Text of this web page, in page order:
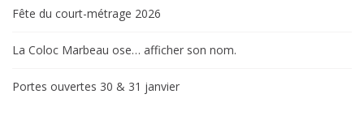
Fête du court-métrage 2026
La Coloc Marbeau ose… afficher son nom.
Portes ouvertes 30 & 31 janvier